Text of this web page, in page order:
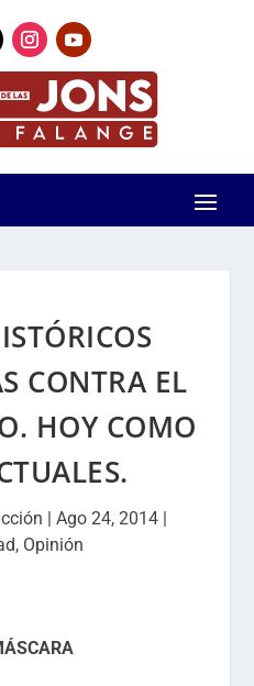
CONTRA EL
HOY COMO
| Ago 24, 2014|
, Opinión